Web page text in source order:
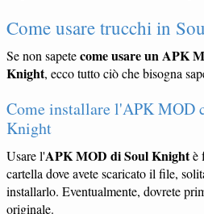
Come usare trucchi in
Se non sapetecome usare un APK
Knight, ecco tutto ciò che bisogna
Come installare l'APK MOD
Knight
Usare l'APK MOD di Soul Knightè
cartella dove avete scaricato il file,
installarlo. Eventualmente, dovrete
originale.